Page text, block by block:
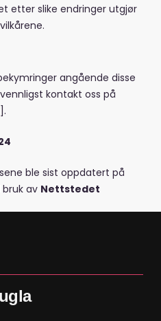
etter slike endringer utgjør
angående disse
kontakt oss på
ble sist oppdatert på
bruk av Nettstedet